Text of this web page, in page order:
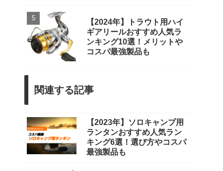
【2024年】トラウト用ハイ
ギアリールおすすめ人気ラ
ンキング10選！メリットや
コスパ最強製品も
関連する記事
【2023年】ソロキャンプ用
ランタンおすすめ人気ラン
キング6選！選び方やコスパ
最強製品も